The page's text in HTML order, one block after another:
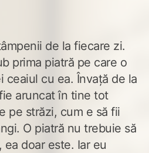
de la fiecare zi.
prima piatră pe care o
ceaiul cu ea. Învață de la
aruncat în tine tot
pe străzi, cum e să fii
O piatră nu trebuie să
doar este. Iar eu